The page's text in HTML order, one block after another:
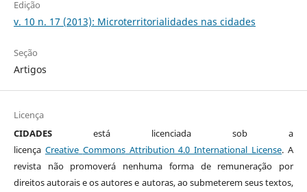
Edição
v. 10 n. 17 (2013): Microterritorialidades nas cidades
Seção
Artigos
Licença
CIDADESestá licenciada sob a
licença Creative CommonsAttribution 4.0 International License. A
revista não promoverá nenhuma forma de remuneração por
direitos autorais e os autores e autoras, ao submeterem seus textos,